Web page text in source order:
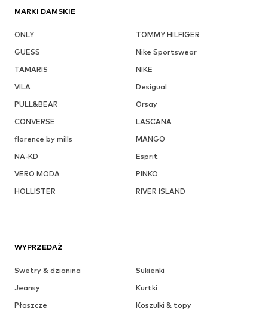
MARKI DAMSKIE
ONLY
TOMMY HILFIGER
GUESS
Nike Sportswear
TAMARIS
NIKE
VILA
Desigual
PULL&BEAR
Orsay
CONVERSE
LASCANA
florence by mills
MANGO
NA-KD
Esprit
VERO MODA
PINKO
HOLLISTER
RIVER ISLAND
WYPRZEDAŻ
Swetry & dzianina
Sukienki
Jeansy
Kurtki
Płaszcze
Koszulki & topy